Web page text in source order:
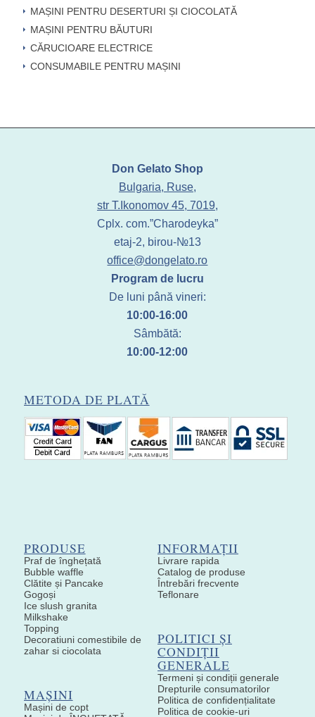
MAȘINI PENTRU DESERTURI ȘI CIOCOLATĂ
MAȘINI PENTRU BĂUTURI
CĂRUCIOARE ELECTRICE
CONSUMABILE PENTRU MAȘINI
Don Gelato Shop
Bulgaria, Ruse,
str T.Ikonomov 45, 7019,
Cplx. com.”Charodeyka”
etaj-2, birou-№13
office@dongelato.ro
Program de lucru
De luni până vineri:
10:00-16:00
Sâmbătă:
10:00-12:00
METODA DE PLATĂ
PRODUSE
Praf de înghețată
Bubble waffle
Clătite și Pancake
Gogoși
Ice slush granita
Milkshake
Topping
Decoratiuni comestibile de
zahar si ciocolata
MAȘINI
Mașini de copt
INFORMAȚII
Livrare rapida
Catalog de produse
Întrebări frecvente
Teflonare
POLITICI ȘI
CONDIȚII
GENERALE
Termeni și condiții generale
Drepturile consumatorilor
Politica de confidențialitate
Politica de cookie-uri